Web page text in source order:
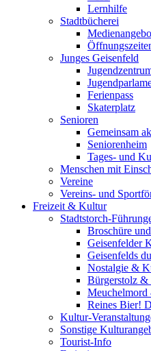
Lernhilfe
Stadtbücherei
Junges Geisenfeld
Ferienpass
Skaterplatz
Senioren
Gemeinsam
Seniorenheim
Tages- und
Menschen mit
Vereine
Vereins- und
Freizeit & Kultur
Stadtstorch-
Broschüre
Geisenfelder
Geisenfelds
Nostalgie &
Bürgerstolz &
Meuchelmord
Reines Bier!
Kultur-
Sonstige
Tourist-Info